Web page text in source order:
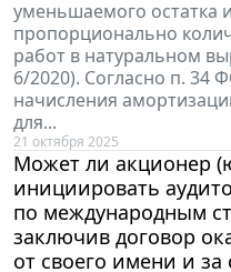
уменьшаемого остатка
пропорционально
работ в натуральном
6/2020). Согласно п. 34
начисления
для...
21 октября 2025
Может ли акционер
инициировать
по международным
заключив договор
от своего имени и